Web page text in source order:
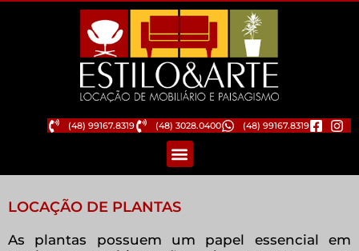
(48) 99167.8319 (48) 3028.0400 (48) 99167.8319
LOCAÇÃO DE PLANTAS
As plantas possuem um papel essencial em